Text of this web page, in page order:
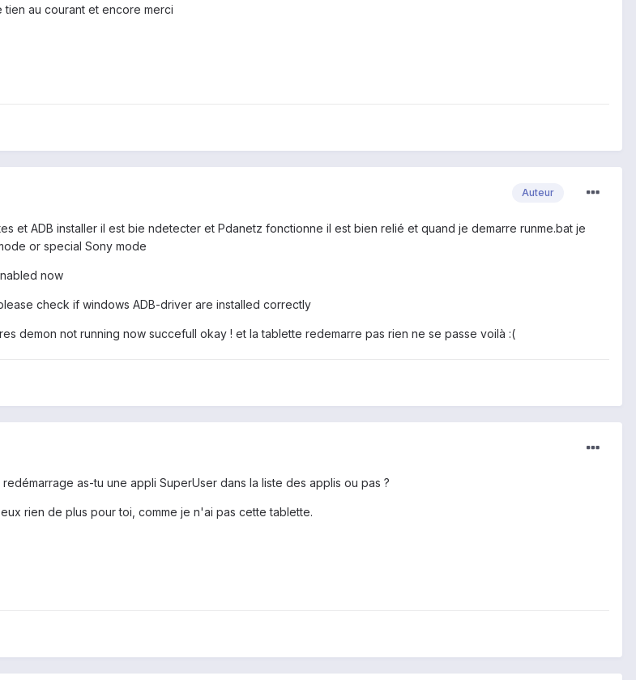
au courant et encore merci
Auteur
et ADB installer il est bie ndetecter et Pdanetz fonctionne il est bien relié et quand je demarre runme.bat je
or special Sony mode
now
check if windows ADB-driver are installed correctly
demon not running now succefull okay ! et la tablette redemarre pas rien ne se passe voilà :(
as-tu une appli SuperUser dans la liste des applis ou pas ?
rien de plus pour toi, comme je n'ai pas cette tablette.